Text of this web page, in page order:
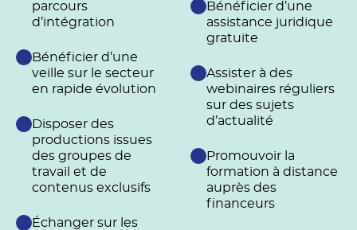
parcours
d’intégration
Bénéficier d’une
veille sur le secteur
en rapide évolution
Disposer des
productions issues
des groupes de
travail et de
contenus exclusifs
Échanger sur les
Bénéficier d’une
assistance juridique
gratuite
Assister à des
webinaires réguliers
sur des sujets
d’actualité
Promouvoir la
formation à distance
auprès des
financeurs